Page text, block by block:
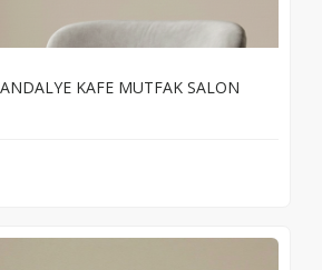
KAFE MUTFAK SALON